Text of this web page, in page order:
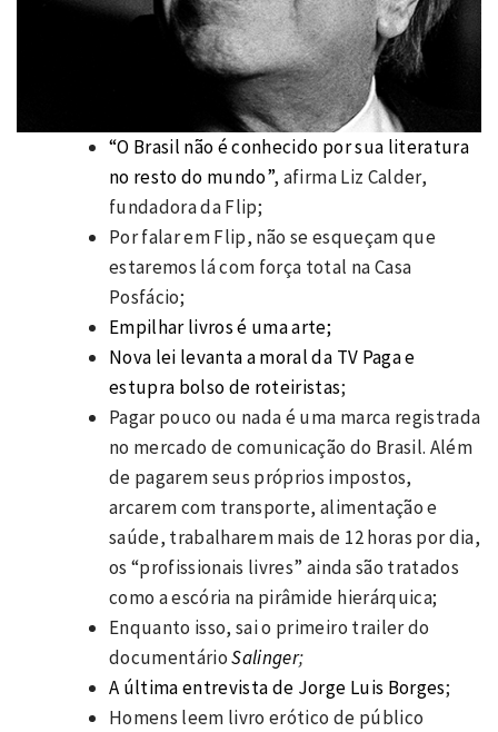
“O Brasil não é conhecido por sua literatura
no resto do mundo”, afirma Liz Calder,
fundadora da Flip;
Por falar em Flip, não se esqueçam que
estaremos lá com força total na Casa
Posfácio;
Empilhar livros é uma arte;
Nova lei levanta a moral da TV Paga e
estupra bolso de roteiristas;
Pagar pouco ou nada é uma marca registrada
no mercado de comunicação do Brasil. Além
de pagarem seus próprios impostos,
arcarem com transporte, alimentação e
saúde, trabalharem mais de 12 horas por dia,
os “profissionais livres” ainda são tratados
como a escória na pirâmide hierárquica;
Enquanto isso, sai o primeiro trailer do
documentárioSalinger;
A última entrevista de Jorge Luis Borges;
Homens leem livro erótico de público